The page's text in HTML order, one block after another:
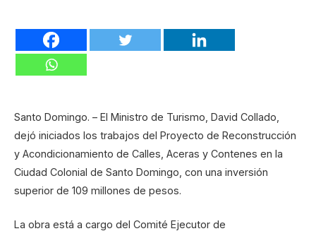
Santo Domingo. – El Ministro de Turismo, David Collado,
dejó iniciados los trabajos del Proyecto de Reconstrucción
y Acondicionamiento de Calles, Aceras y Contenes en la
Ciudad Colonial de Santo Domingo, con una inversión
superior de 109 millones de pesos.
La obra está a cargo del Comité Ejecutor de